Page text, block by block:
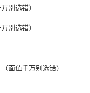
别选错）
别选错）
面值千万别选错）